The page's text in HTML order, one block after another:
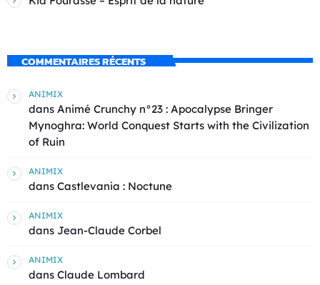
COMMENTAIRES RÉCENTS
ANIMIX
dans Animé Crunchy n°23 : Apocalypse Bringer
Mynoghra: World Conquest Starts with the Civilization
of Ruin
ANIMIX
dans Castlevania : Noctune
ANIMIX
dans Jean-Claude Corbel
ANIMIX
dans Claude Lombard